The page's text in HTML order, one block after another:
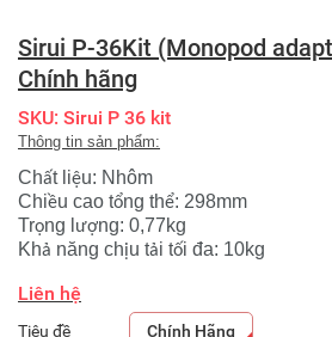
Sirui P-36Kit (Monopod
Chính hãng
SKU: Sirui P 36 kit
Thông tin sản phẩm:
Chất liệu: Nhôm
Chiều cao tổng thể: 298mm
Trọng l ượng: 0,77kg
Khả năng chịu tải tối đa: 10kg
Liên hệ
Tiêu đề Chính Hãng